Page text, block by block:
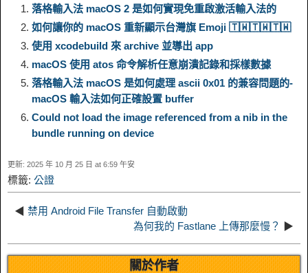
L
i
n
k
g
r
a
m
b
o
o
o
d
e
r
n
k
e
d
n
a
r
e
落格輸入法 macOS 2 是如何實現免重啟激活輸入法的
如何讓你的 macOS 重新顯示台灣旗 Emoji 🇹🇼️🇹🇼️🇹🇼️
使用 xcodebuild 來 archive 並導出 app
macOS 使用 atos 命令解析任意崩潰記錄和採樣數據
落格輸入法 macOS 是如何處理 ascii 0x01 的兼容問題的-
macOS 輸入法如何正確設置 buffer
Could not load the image referenced from a nib in the
bundle running on device
更新: 2025 年 10 月 25 日 at 6:59 午安
標籤: 公證
◀ 禁用 Android File Transfer 自動啟動
為何我的 Fastlane 上傳那麼慢？ ▶
關於作者